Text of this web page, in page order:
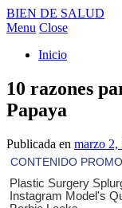
BIEN DE SALUD
Menu Close
Inicio
10 razones
Papaya
Publicada en marzo 2,